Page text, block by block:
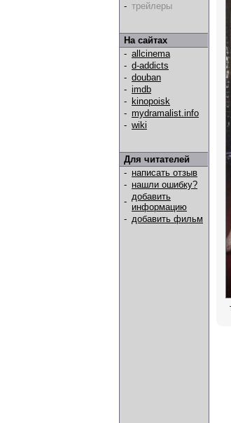
- трейлеры
На сайтах
- allcinema
- d-addicts
- douban
- imdb
- kinopoisk
- mydramalist.info
- wiki
Для читателей
- написать отзыв
- нашли ошибку?
- добавить
информацию
- добавить фильм